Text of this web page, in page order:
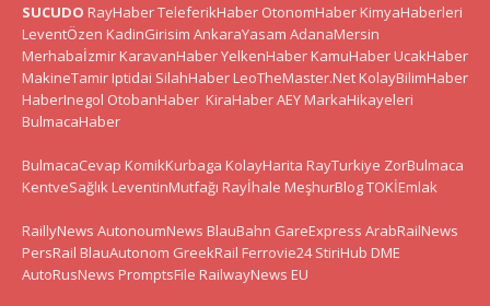
SUCUDO RayHaberTeleferikHaber OtonomHaber KimyaHaberleri
LeventÖzen KadinGirisim AnkaraYasam AdanaMersin
Merhabaİzmir KaravanHaberYelkenHaber KamuHaber UcakHaber
MakineTamir Iptidai SilahHaber LeoTheMaster.Net KolayBilimHaber
HaberInegol OtobanHaber KiraHaberAEY MarkaHikayeleri
BulmacaHaber
BulmacaCevap KomikKurbaga KolayHarita RayTurkiye ZorBulmaca
KentveSağlık LeventinMutfağı Rayİhale MeşhurBlogTOKİEmlak
RaillyNews AutonoumNews BlauBahn GareExpress ArabRailNews
PersRail BlauAutonom GreekRail Ferrovie24 StiriHub DME
AutoRusNews PromptsFile RailwayNews EU